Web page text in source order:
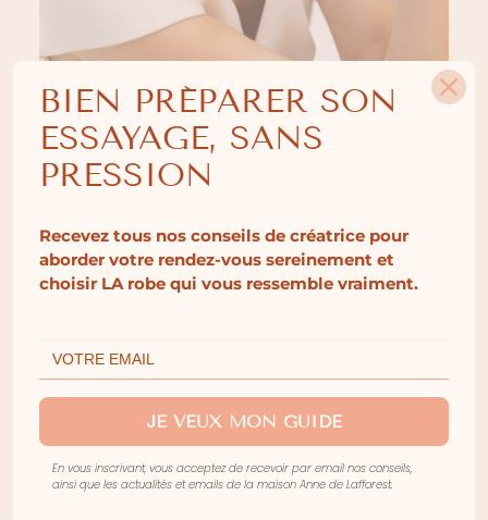
BOUCLES D’OREILLES AVA
BIEN PRÉPARER SON
ESSAYAGE, SANS
PRESSION
Recevez tous nos conseils de créatrice pour
aborder votre rendez-vous sereinement et
choisir LA robe qui vous ressemble vraiment.
JE VEUX MON GUIDE
En vous inscrivant, vous acceptez de recevoir par email nos conseils,
ainsi que les actualités et emails de la maison Anne de Lafforest.